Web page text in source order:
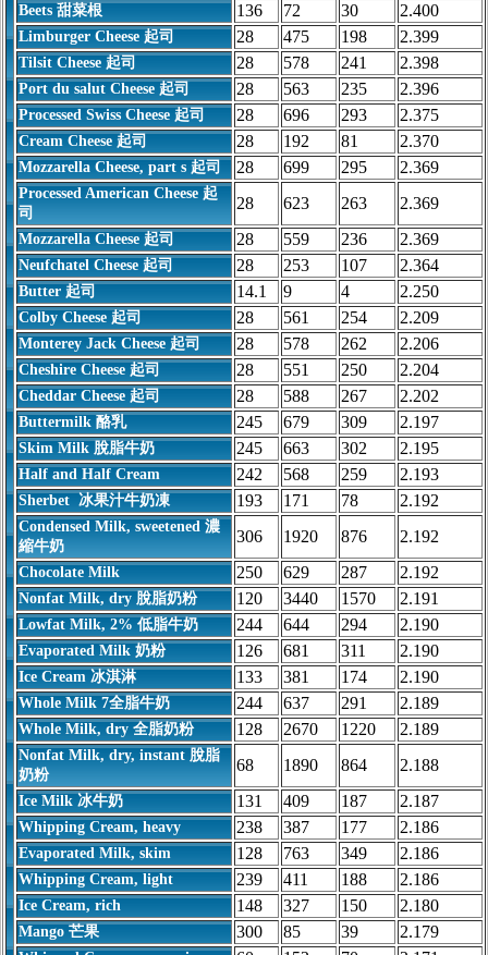
Beets 甜菜根 136 72 30 2.400
Limburger Cheese 起司 28 475 198 2.399
Tilsit Cheese 起司 28 578 241 2.398
Port du salut Cheese 起司 28 563 235 2.396
Processed Swiss Cheese 起司 28 696 293 2.375
Cream Cheese 起司 28 192 81 2.370
Mozzarella Cheese, part s 起司 28 699 295 2.369
Processed American Cheese 起
司
28 623 263 2.369
Mozzarella Cheese 起司 28 559 236 2.369
Neufchatel Cheese 起司 28 253 107 2.364
Butter 起司 14.1 9 4 2.250
Colby Cheese 起司 28 561 254 2.209
Monterey Jack Cheese 起司 28 578 262 2.206
Cheshire Cheese 起司 28 551 250 2.204
Cheddar Cheese 起司 28 588 267 2.202
Buttermilk 酪乳 245 679 309 2.197
Skim Milk 脫脂牛奶 245 663 302 2.195
Half and Half Cream 242 568 259 2.193
Sherbet 冰果汁牛奶凍 193 171 78 2.192
Condensed Milk, sweetened 濃
縮牛奶
306 1920 876 2.192
Chocolate Milk 250 629 287 2.192
Nonfat Milk, dry 脫脂奶粉 120 3440 1570 2.191
Lowfat Milk, 2% 低脂牛奶 244 644 294 2.190
Evaporated Milk 奶粉 126 681 311 2.190
Ice Cream 冰淇淋 133 381 174 2.190
Whole Milk 7全脂牛奶 244 637 291 2.189
Whole Milk, dry 全脂奶粉 128 2670 1220 2.189
Nonfat Milk, dry, instant 脫脂
奶粉
68 1890 864 2.188
Ice Milk 冰牛奶 131 409 187 2.187
Whipping Cream, heavy 238 387 177 2.186
Evaporated Milk, skim 128 763 349 2.186
Whipping Cream, light 239 411 188 2.186
Ice Cream, rich 148 327 150 2.180
Mango 芒果 300 85 39 2.179